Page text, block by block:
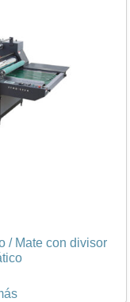
/ Mate con divisor